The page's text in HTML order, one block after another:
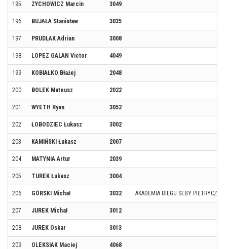
195 ZYCHOWICZ Marcin 3049
196 BUJAŁA Stanisław 3035
197 PRUDLAK Adrian 3008
198 LOPEZ GALAN Victor 4049
199 KOBIAŁKO Błażej 2048
200 BOLEK Mateusz 2022
201 WYETH Ryan 3052
202 ŁOBODZIEC Łukasz 3002
203 KAMIŃSKI Łukasz 2007
204 MATYNIA Artur 2039
205 TUREK Łukasz 3004
206 GÓRSKI Michał 3032 AKADEMIA BIEGU SEBY PIETRYCZKO
207 JUREK Michał 3012
208 JUREK Oskar 3013
209 OLEKSIAK Maciej 4068